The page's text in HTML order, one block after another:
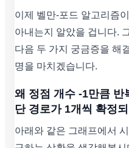
이제 벨만-포드 알고리즘
아내는지 알았을 겁니다.
다음 두 가지 궁금증을 해
명을 마치겠습니다.
왜 정점 개수 -1만큼 반
단 경로가 1개씩 확정
아래와 같은 그래프에서